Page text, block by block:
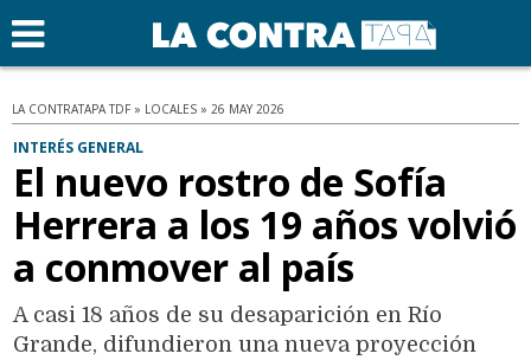
LA CONTRATAPA TDF » LOCALES » 26 MAY 2026
INTERÉS GENERAL
El nuevo rostro de Sofía
Herrera a los 19 años volvió
a conmover al país
A casi 18 años de su desaparición en Río
Grande, difundieron una nueva proyección